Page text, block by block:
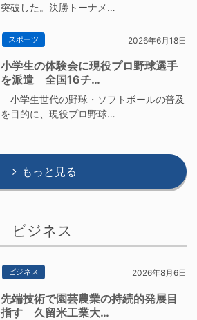
突破した。決勝トーナメ…
スポーツ 2026年6月18日
小学生の体験会に現役プロ野球選手
を派遣 全国16チ…
小学生世代の野球・ソフトボールの普及
を目的に、現役プロ野球…
もっと見る
ビジネス
ビジネス 2026年8月6日
先端技術で園芸農業の持続的発展目
指す 久留米工業大…